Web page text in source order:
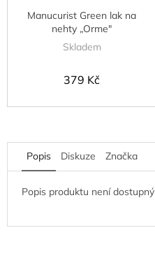
Manucurist Green lak na
nehty „Orme"
Skladem
379 Kč
Popis Diskuze Značka
Popis produktu není dostupný